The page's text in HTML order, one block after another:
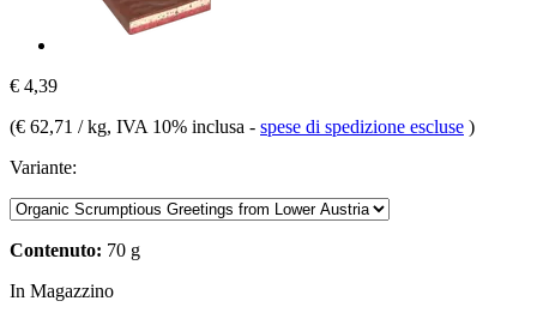
€ 4,39
(€ 62,71 / kg, IVA 10% inclusa - spese di spedizione escluse )
Variante:
Contenuto: 70 g
In Magazzino